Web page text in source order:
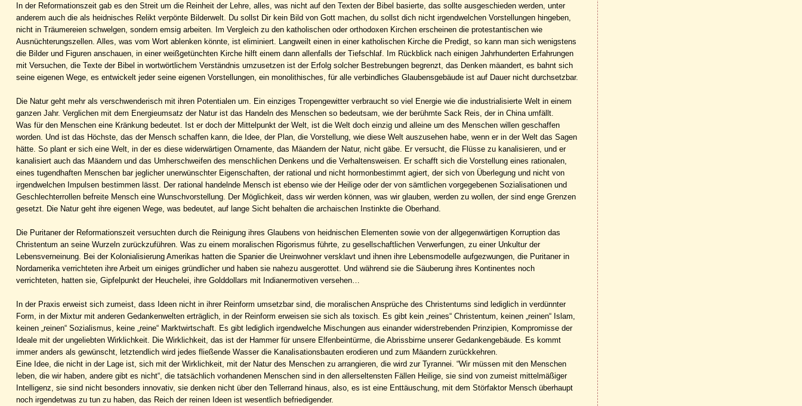
In der Reformationszeit gab es den Streit um die Reinheit der Lehre, alles, was nicht auf den Texten der Bibel basierte, das sollte ausgeschieden werden, unter
anderem auch die als heidnisches Relikt verpönte Bilderwelt. Du sollst Dir kein Bild von Gott machen, du sollst dich nicht irgendwelchen Vorstellungen hingeben,
nicht in Träumereien schwelgen, sondern emsig arbeiten. Im Vergleich zu den katholischen oder orthodoxen Kirchen erscheinen die protestantischen wie
Ausnüchterungszellen. Alles, was vom Wort ablenken könnte, ist eliminiert. Langweilt einen in einer katholischen Kirche die Predigt, so kann man sich wenigstens
die Bilder und Figuren anschauen, in einer weißgetünchten Kirche hilft einem dann allenfalls der Tiefschlaf. Im Rückblick nach einigen Jahrhunderten Erfahrungen
mit Versuchen, die Texte der Bibel in wortwörtlichem Verständnis umzusetzen ist der Erfolg solcher Bestrebungen begrenzt, das Denken mäandert, es bahnt sich
seine eigenen Wege, es entwickelt jeder seine eigenen Vorstellungen, ein monolithisches, für alle verbindliches Glaubensgebäude ist auf Dauer nicht durchsetzbar.
Die Natur geht mehr als verschwenderisch mit ihren Potentialen um. Ein einziges Tropengewitter verbraucht so viel Energie wie die industrialisierte Welt in einem
ganzen Jahr. Verglichen mit dem Energieumsatz der Natur ist das Handeln des Menschen so bedeutsam, wie der berühmte Sack Reis, der in China umfällt.
Was für den Menschen eine Kränkung bedeutet. Ist er doch der Mittelpunkt der Welt, ist die Welt doch einzig und alleine um des Menschen willen geschaffen
worden. Und ist das Höchste, das der Mensch schaffen kann, die Idee, der Plan, die Vorstellung, wie diese Welt auszusehen habe, wenn er in der Welt das Sagen
hätte. So plant er sich eine Welt, in der es diese widerwärtigen Ornamente, das Mäandern der Natur, nicht gäbe. Er versucht, die Flüsse zu kanalisieren, und er
kanalisiert auch das Mäandern und das Umherschweifen des menschlichen Denkens und die Verhaltensweisen. Er schafft sich die Vorstellung eines rationalen,
eines tugendhaften Menschen bar jeglicher unerwünschter Eigenschaften, der rational und nicht hormonbestimmt agiert, der sich von Überlegung und nicht von
irgendwelchen Impulsen bestimmen lässt. Der rational handelnde Mensch ist ebenso wie der Heilige oder der von sämtlichen vorgegebenen Sozialisationen und
Geschlechterrollen befreite Mensch eine Wunschvorstellung. Der Möglichkeit, dass wir werden können, was wir glauben, werden zu wollen, der sind enge Grenzen
gesetzt. Die Natur geht ihre eigenen Wege, was bedeutet, auf lange Sicht behalten die archaischen Instinkte die Oberhand.
Die Puritaner der Reformationszeit versuchten durch die Reinigung ihres Glaubens von heidnischen Elementen sowie von der allgegenwärtigen Korruption das
Christentum an seine Wurzeln zurückzuführen. Was zu einem moralischen Rigorismus führte, zu gesellschaftlichen Verwerfungen, zu einer Unkultur der
Lebensverneinung. Bei der Kolonialisierung Amerikas hatten die Spanier die Ureinwohner versklavt und ihnen ihre Lebensmodelle aufgezwungen, die Puritaner in
Nordamerika verrichteten ihre Arbeit um einiges gründlicher und haben sie nahezu ausgerottet. Und während sie die Säuberung ihres Kontinentes noch
verrichteten, hatten sie, Gipfelpunkt der Heuchelei, ihre Golddollars mit Indianermotiven versehen…
In der Praxis erweist sich zumeist, dass Ideen nicht in ihrer Reinform umsetzbar sind, die moralischen Ansprüche des Christentums sind lediglich in verdünnter
Form, in der Mixtur mit anderen Gedankenwelten erträglich, in der Reinform erweisen sie sich als toxisch. Es gibt kein „reines“ Christentum, keinen „reinen“ Islam,
keinen „reinen“ Sozialismus, keine „reine“ Marktwirtschaft. Es gibt lediglich irgendwelche Mischungen aus einander widerstrebenden Prinzipien, Kompromisse der
Ideale mit der ungeliebten Wirklichkeit. Die Wirklichkeit, das ist der Hammer für unsere Elfenbeintürme, die Abrissbirne unserer Gedankengebäude. Es kommt
immer anders als gewünscht, letztendlich wird jedes fließende Wasser die Kanalisationsbauten erodieren und zum Mäandern zurückkehren.
Eine Idee, die nicht in der Lage ist, sich mit der Wirklichkeit, mit der Natur des Menschen zu arrangieren, die wird zur Tyrannei. “Wir müssen mit den Menschen
leben, die wir haben, andere gibt es nicht“, die tatsächlich vorhandenen Menschen sind in den allerseltensten Fällen Heilige, sie sind von zumeist mittelmäßiger
Intelligenz, sie sind nicht besonders innovativ, sie denken nicht über den Tellerrand hinaus, also, es ist eine Enttäuschung, mit dem Störfaktor Mensch überhaupt
noch irgendetwas zu tun zu haben, das Reich der reinen Ideen ist wesentlich befriedigender.